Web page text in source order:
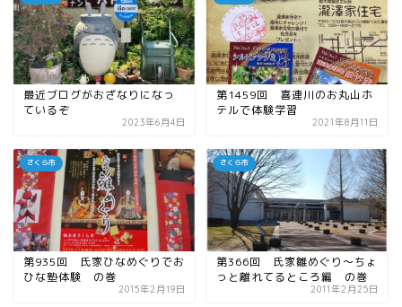
最近ブログがおざなりになっ
ているぞ
2023年6月4日
第1459回 喜連川のお丸山ホ
テルで体験学習
2021年8月11日
さくら市
第935回 氏家ひなめぐりでお
ひな塾体験 の巻
2015年2月19日
さくら市
第366回 氏家雛めぐり〜ちょ
っと離れてるところ編 の巻
2011年2月25日